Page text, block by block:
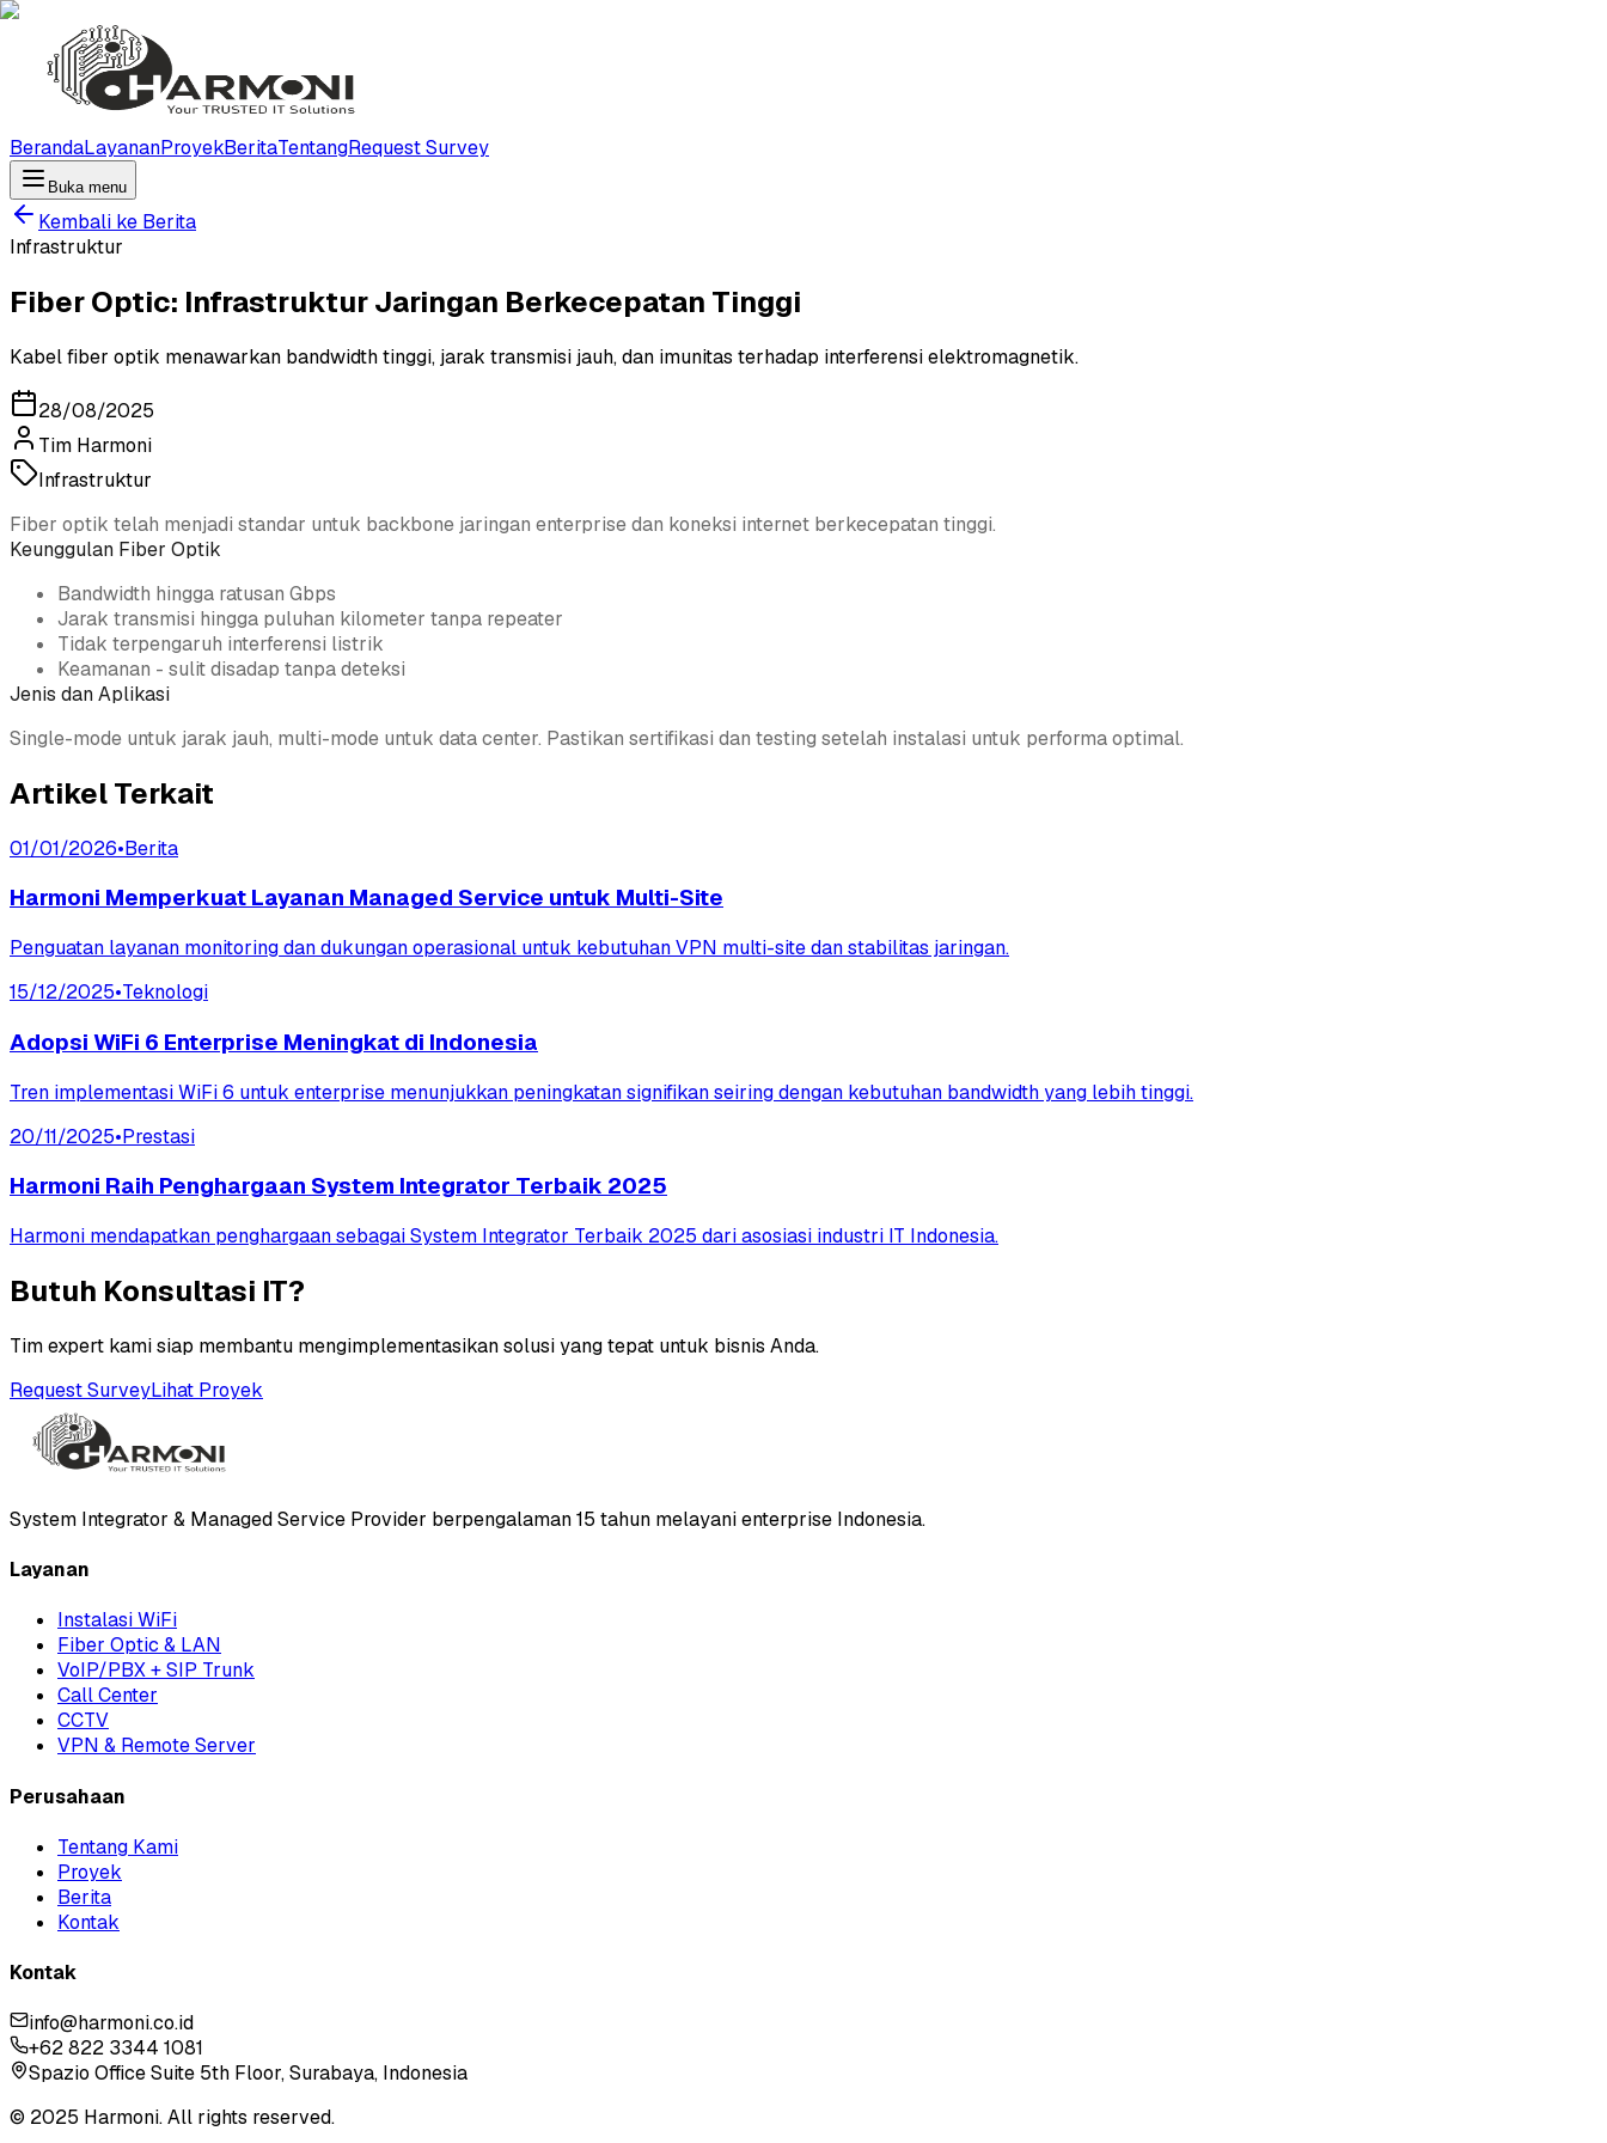
BerandaLayananProyekBeritaTentangRequest Survey
Buka menu
Kembali ke Berita
Infrastruktur
Fiber Optic: Infrastruktur Jaringan Berkecepatan Tinggi
Kabel fiber optik menawarkan bandwidth tinggi, jarak transmisi jauh, dan imunitas terhadap interferensi elektromagnetik.
28/08/2025
Tim Harmoni
Infrastruktur
Fiber optik telah menjadi standar untuk backbone jaringan enterprise dan koneksi internet berkecepatan tinggi.
Keunggulan Fiber Optik
Bandwidth hingga ratusan Gbps
Jarak transmisi hingga puluhan kilometer tanpa repeater
Tidak terpengaruh interferensi listrik
Keamanan - sulit disadap tanpa deteksi
Jenis dan Aplikasi
Single-mode untuk jarak jauh, multi-mode untuk data center. Pastikan sertifikasi dan testing setelah instalasi untuk performa optimal.
Artikel Terkait
01/01/2026•Berita
Harmoni Memperkuat Layanan Managed Service untuk Multi-Site
Penguatan layanan monitoring dan dukungan operasional untuk kebutuhan VPN multi-site dan stabilitas jaringan.
15/12/2025•Teknologi
Adopsi WiFi 6 Enterprise Meningkat di Indonesia
Tren implementasi WiFi 6 untuk enterprise menunjukkan peningkatan signifikan seiring dengan kebutuhan bandwidth yang lebih tinggi.
20/11/2025•Prestasi
Harmoni Raih Penghargaan System Integrator Terbaik 2025
Harmoni mendapatkan penghargaan sebagai System Integrator Terbaik 2025 dari asosiasi industri IT Indonesia.
Butuh Konsultasi IT?
Tim expert kami siap membantu mengimplementasikan solusi yang tepat untuk bisnis Anda.
Request SurveyLihat Proyek
System Integrator & Managed Service Provider berpengalaman 15 tahun melayani enterprise Indonesia.
Layanan
Instalasi WiFi
Fiber Optic & LAN
VoIP/PBX + SIP Trunk
Call Center
CCTV
VPN & Remote Server
Perusahaan
Tentang Kami
Proyek
Berita
Kontak
Kontak
info@harmoni.co.id
+62 822 3344 1081
Spazio Office Suite 5th Floor, Surabaya, Indonesia
© 2025 Harmoni. All rights reserved.